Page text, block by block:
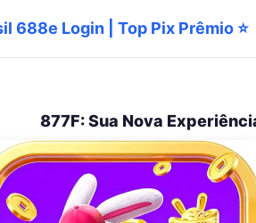
688e Login | Top Pix Prêmio ⭐
877F: Sua Nova